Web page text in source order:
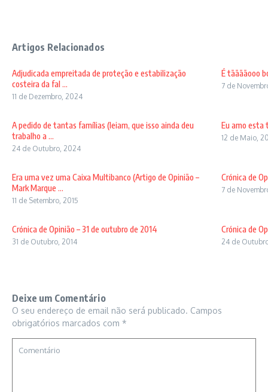
Artigos Relacionados
Adjudicada empreitada de proteção e estabilização
costeira da fal ...
11 de Dezembro, 2024
É tããããooo
7 de
A pedido de tantas famílias (leiam, que isso ainda deu
trabalho a ...
24 de Outubro, 2024
Eu amo esta
12 de Maio,
Era uma vez uma Caixa Multibanco (Artigo de Opinião –
Mark Marque ...
11 de Setembro, 2015
Crónica de
7 de
Crónica de Opinião – 31 de outubro de 2014
31 de Outubro, 2014
Crónica de
24 de
Deixe um Comentário
O seu endereço de email não será publicado. Campos
obrigatórios marcados com *